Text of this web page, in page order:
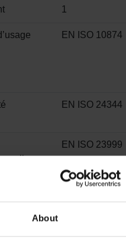
About
1
EN ISO 10874
EN ISO 24344
EN ISO 23999
EN ISO 105-
roulettes